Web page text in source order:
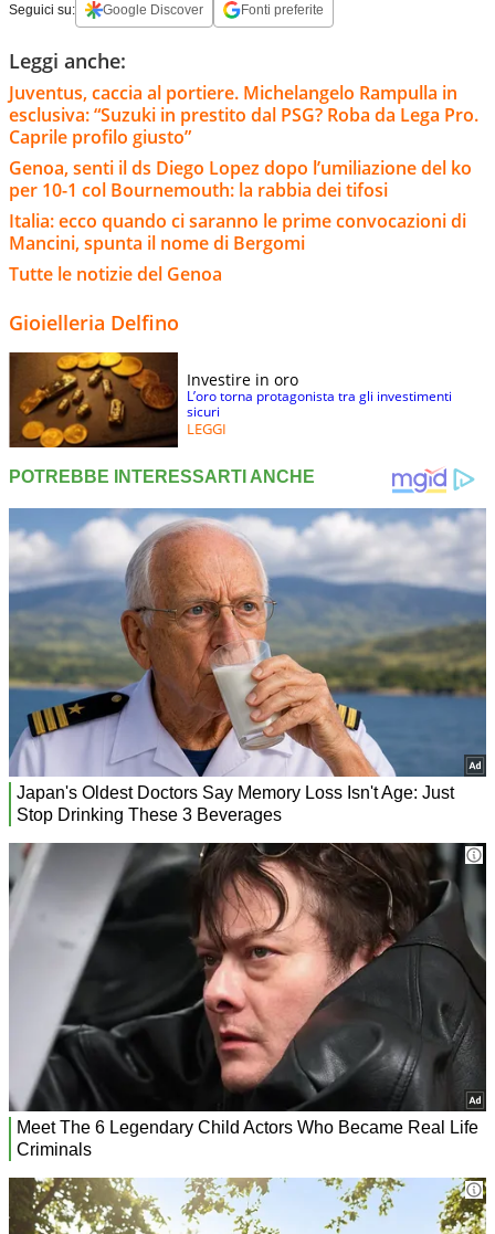
Seguici su: Google Discover Fonti preferite
Leggi anche:
Juventus, caccia al portiere. Michelangelo Rampulla in
esclusiva: “Suzuki in prestito dal PSG? Roba da Lega Pro.
Caprile profilo giusto”
Genoa, senti il ds Diego Lopez dopo l’umiliazione del ko
per 10-1 col Bournemouth: la rabbia dei tifosi
Italia: ecco quando ci saranno le prime convocazioni di
Mancini, spunta il nome di Bergomi
Tutte le notizie del Genoa
Gioielleria Delfino
Investire in oro
L’oro torna protagonista tra gli investimenti
sicuri
LEGGI